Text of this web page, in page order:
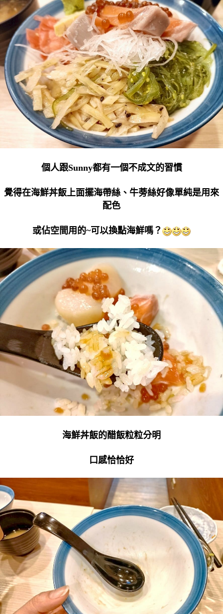
個人跟Sunny都有一個不成文的習慣
覺得在海鮮丼飯上面擺海帶絲、牛蒡絲好像單純是用來
配色
或佔空間用的~可以換點海鮮嗎？
海鮮丼飯的醋飯粒粒分明
口感恰恰好